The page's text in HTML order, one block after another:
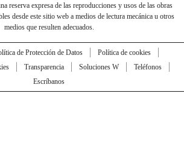
reserva expresa de las reproducciones y usos de las obras
desde este sitio web a medios de lectura mecánica u otros
medios que resulten adecuados.
de Protección de Datos
Política de cookies
Transparencia Soluciones W
Teléfonos
Escríbanos